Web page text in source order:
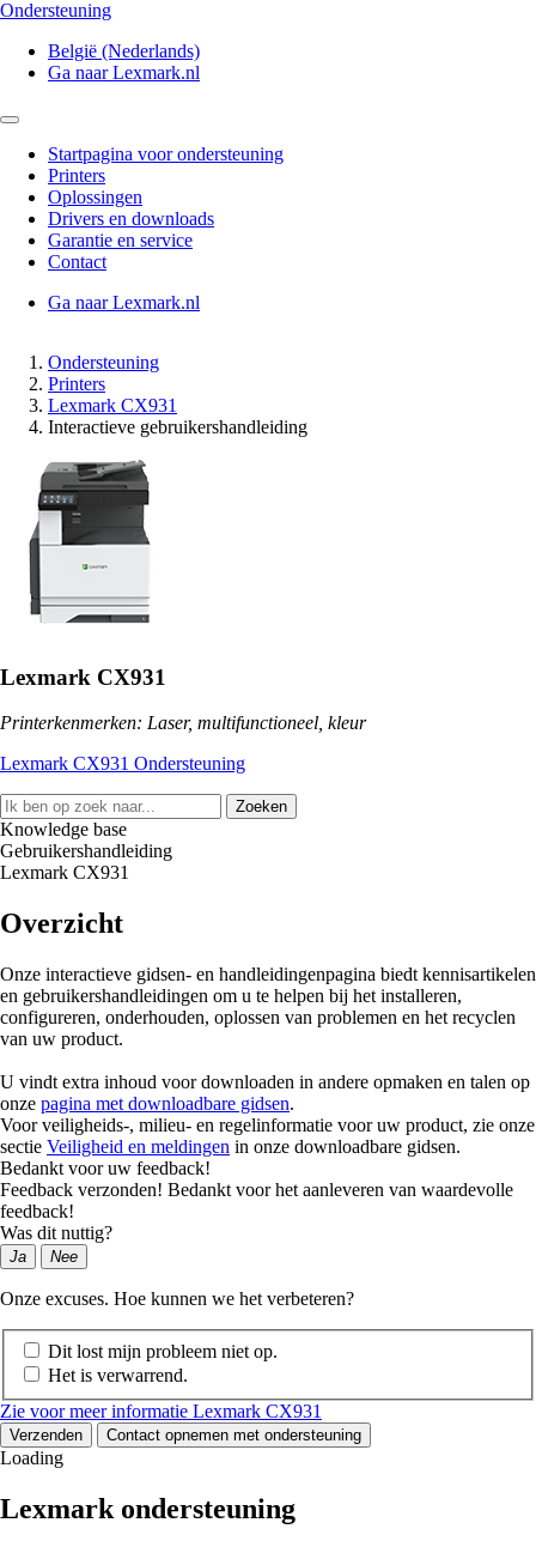
Ondersteuning
België (Nederlands)
Ga naar Lexmark.nl
Startpagina voor ondersteuning
Printers
Oplossingen
Drivers en downloads
Garantie en service
Contact
Ga naar Lexmark.nl
Ondersteuning
Printers
Lexmark CX931
Interactieve gebruikershandleiding
Lexmark CX931
Printerkenmerken: Laser, multifunctioneel, kleur
Lexmark CX931 Ondersteuning
Zoeken
Knowledge base
Gebruikershandleiding
Lexmark CX931
Overzicht
Onze interactieve gidsen- en handleidingenpagina biedt kennisartikelen
en gebruikershandleidingen om u te helpen bij het installeren,
configureren, onderhouden, oplossen van problemen en het recyclen
van uw product.
U vindt extra inhoud voor downloaden in andere opmaken en talen op
onze pagina met downloadbare gidsen.
Voor veiligheids-, milieu- en regelinformatie voor uw product, zie onze
sectie Veiligheid en meldingen in onze downloadbare gidsen.
Bedankt voor uw feedback!
Feedback verzonden! Bedankt voor het aanleveren van waardevolle
feedback!
Was dit nuttig?
Ja Nee
Onze excuses. Hoe kunnen we het verbeteren?
Dit lost mijn probleem niet op.
Het is verwarrend.
Zie voor meer informatie Lexmark CX931
Verzenden Contact opnemen met ondersteuning
Loading
Lexmark ondersteuning